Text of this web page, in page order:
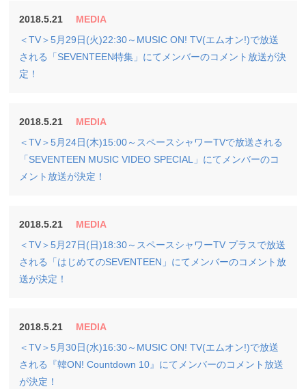
2018.5.21
MEDIA
＜TV＞5月29日(火)22:30～MUSIC ON! TV(エムオン!)で放送
される「SEVENTEEN特集」にてメンバーのコメント放送が決
定！
2018.5.21
MEDIA
＜TV＞5月24日(木)15:00～スペースシャワーTVで放送される
「SEVENTEEN MUSIC VIDEO SPECIAL」にてメンバーのコ
メント放送が決定！
2018.5.21
MEDIA
＜TV＞5月27日(日)18:30～スペースシャワーTV プラスで放送
される「はじめてのSEVENTEEN」にてメンバーのコメント放
送が決定！
2018.5.21
MEDIA
＜TV＞5月30日(水)16:30～MUSIC ON! TV(エムオン!)で放送
される『韓ON! Countdown 10』にてメンバーのコメント放送
が決定！